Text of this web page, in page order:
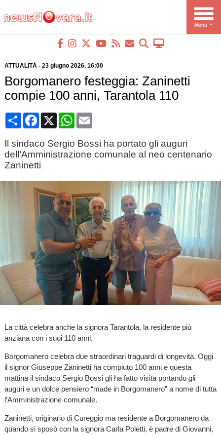
ATTUALITÀ- 23 giugno 2026, 16:00
Borgomanero festeggia: Zaninetti
compie 100 anni, Tarantola 110
CondividiFacebook
X WhatsApp
Email
Il sindaco Sergio Bossi ha portato gli auguri
dell’Amministrazione comunale al neo centenario
Zaninetti
La città celebra anche la signora Tarantola, la residente più
anziana con i suoi 110 anni.
Borgomanero celebra due straordinari traguardi di longevità. Oggi
il signor Giuseppe Zaninetti ha compiuto 100 anni e questa
mattina il sindaco Sergio Bossi gli ha fatto visita portando gli
auguri e un dolce pensiero “made in Borgomanero” a nome di tutta
l’Amministrazione comunale.
Zaninetti, originario di Cureggio ma residente a Borgomanero da
quando si sposò con la signora Carla Poletti, è padre di Giovanni,